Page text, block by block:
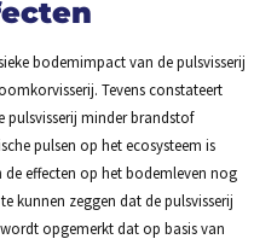
bodemimpact van de pulsvisserij
Tevens constateert
minder brandstof
pulsen op het ecosysteem is
effecten op het bodemleven nog
kunnen zeggen dat de pulsvisserij
opgemerkt dat op basis van